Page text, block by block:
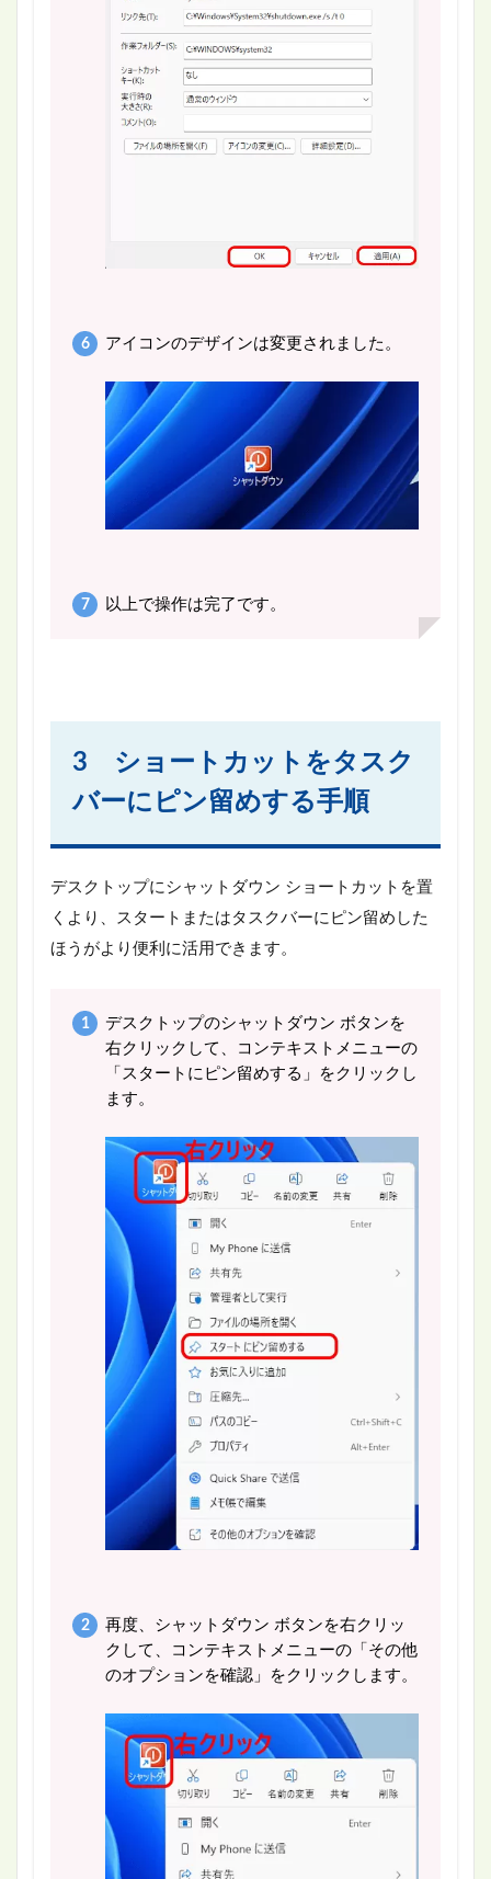
アイコンのデザインは変更されました。
以上で操作は完了です。
3 ショートカットをタスク
バーにピン留めする手順
デスクトップにシャットダウン ショートカットを置
くより、スタートまたはタスクバーにピン留めした
ほうがより便利に活用できます。
デスクトップのシャットダウン ボタンを
右クリックして、コンテキストメニューの
「スタートにピン留めする」をクリックし
ます。
再度、シャットダウン ボタンを右クリッ
クして、コンテキストメニューの「その他
のオプションを確認」をクリックします。